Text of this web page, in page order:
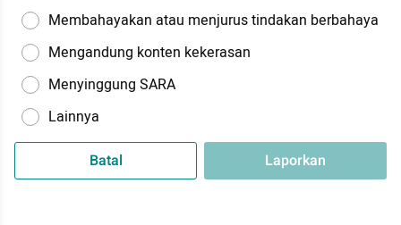
Membahayakan atau menjurus tindakan berbahaya
Mengandung konten kekerasan
Menyinggung SARA
Lainnya
Batal Laporkan